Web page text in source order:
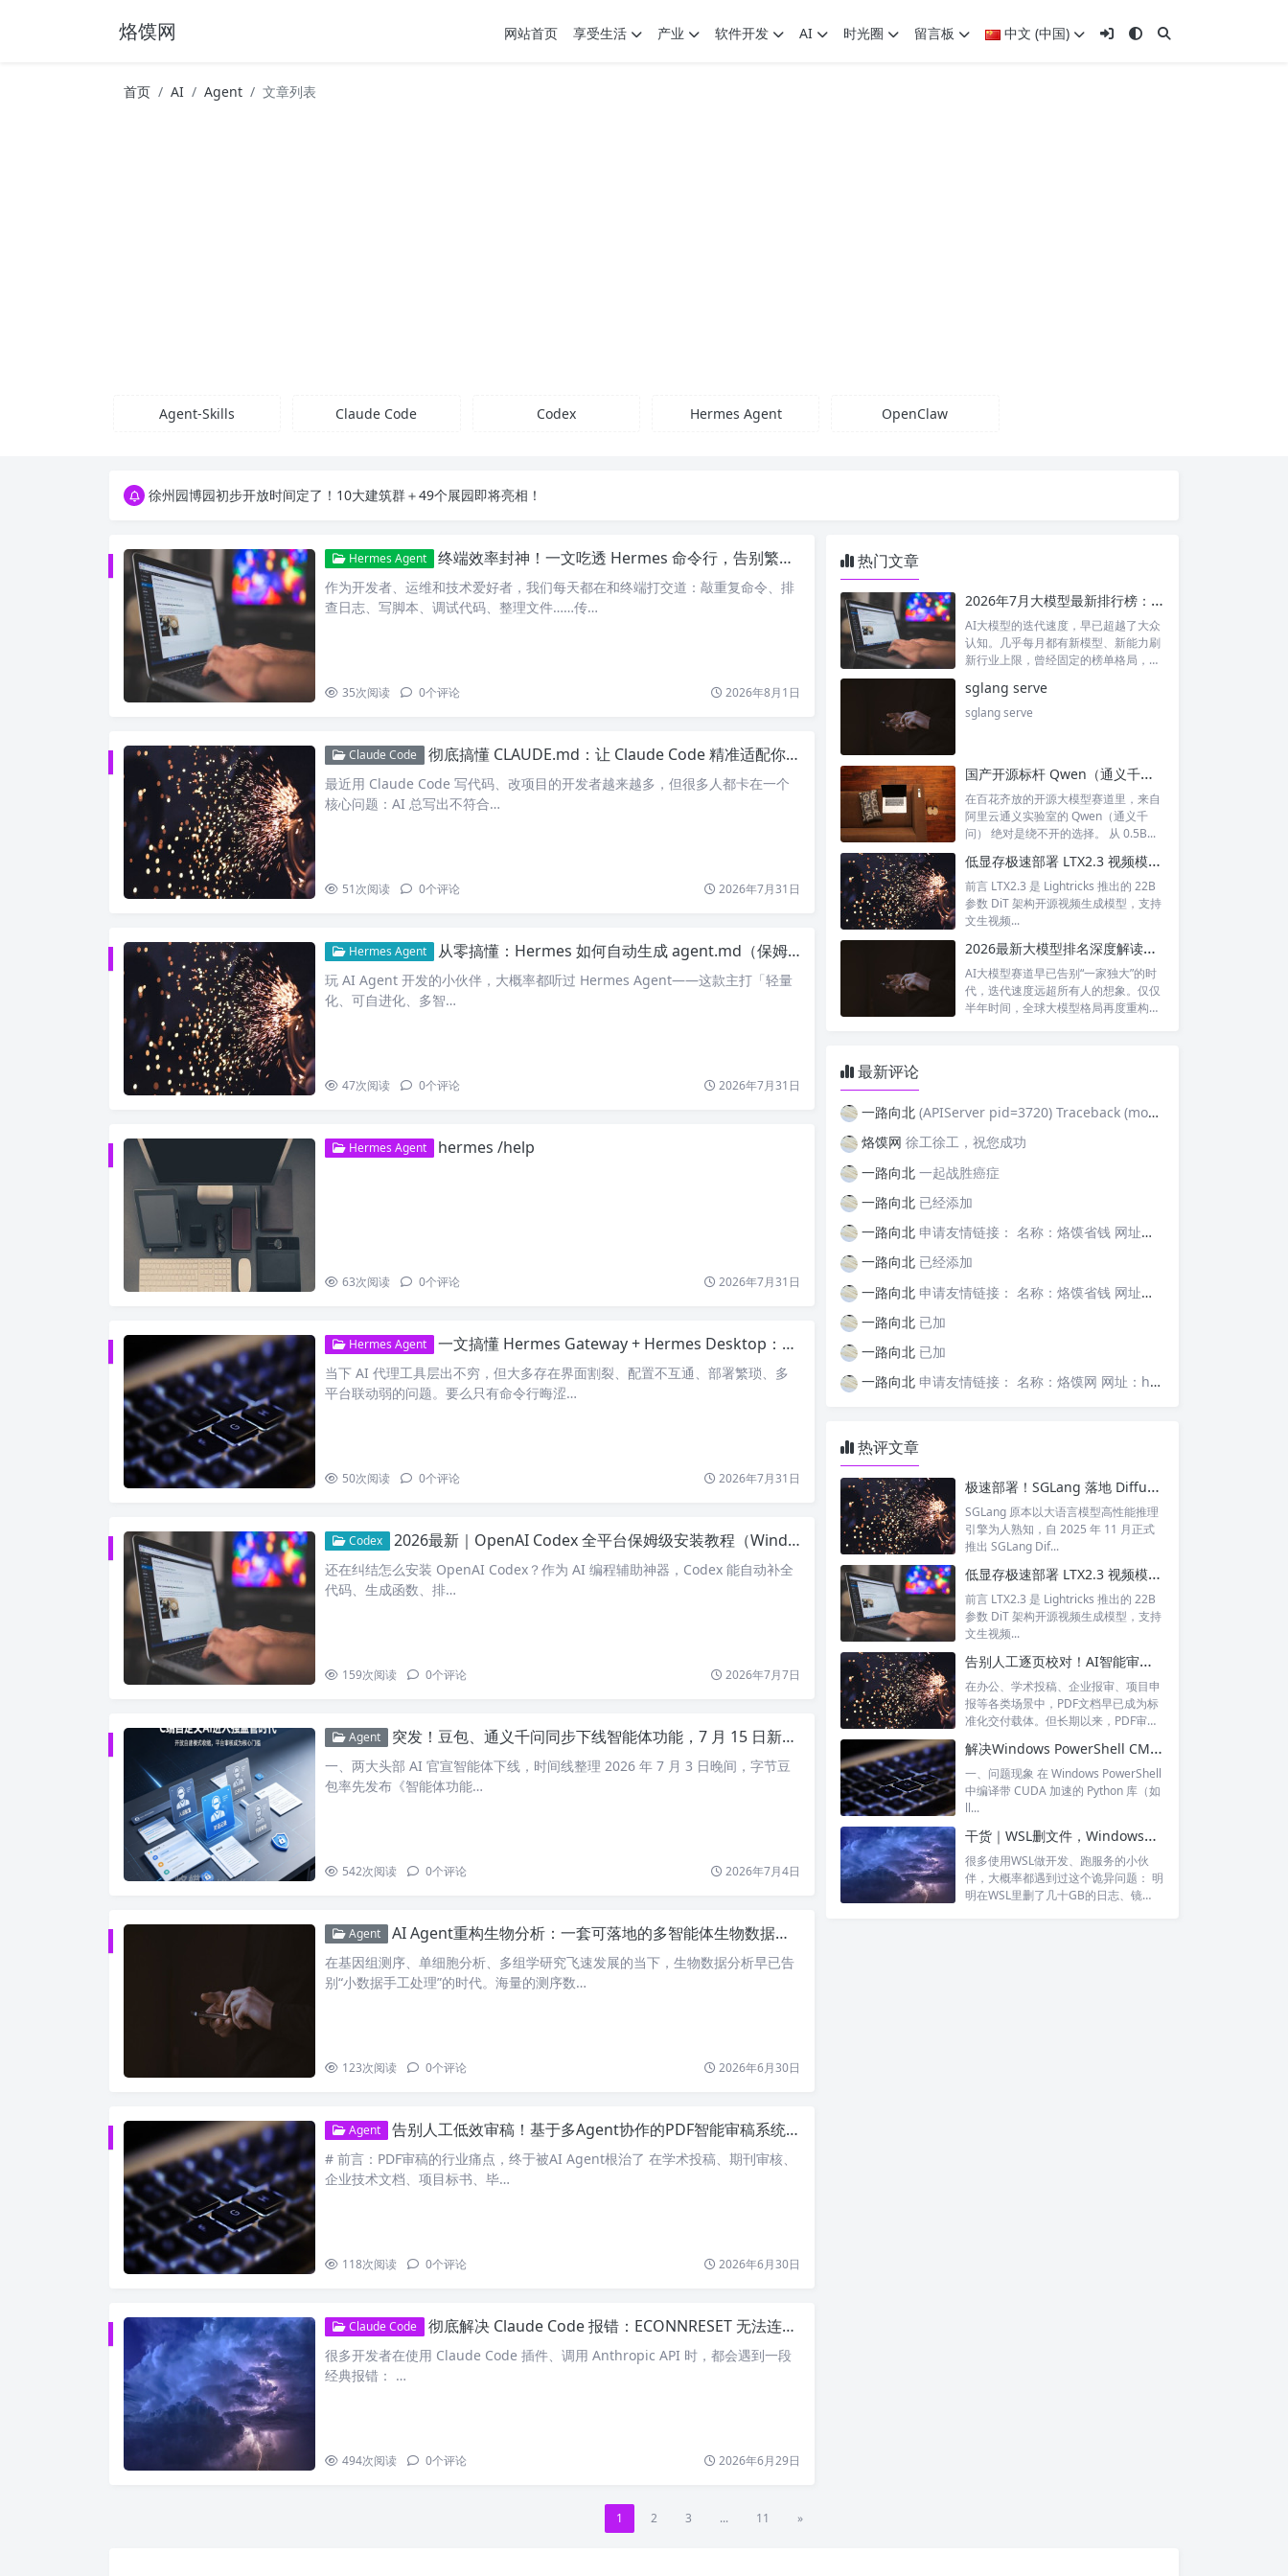
烙馍网 网站首页 享受生活 产业 软件开发 AI 时光圈 留言板 中文 (中国)
首页 AI Agent 文章列表
Agent-Skills Claude Code Codex Hermes Agent
OpenClaw
徐州园博园初步开放时间定了！10大建筑群＋49个展园即将亮相！
Hermes Agent 终端效率封神！一文吃透 Hermes 命令行，告别繁琐终端操作
作为开发者、运维和技术爱好者，我们每天都在和终端打交道：敲重复命令、排
查日志、写脚本、调试代码、整理文件……传…
35次阅读 0个评论 2026年8月1日
Claude Code 彻底搞懂 CLAUDE.md：让 Claude Code 精准适配你的项目的AI专属手册
最近用 Claude Code 写代码、改项目的开发者越来越多，但很多人都卡在一个
核心问题：AI 总写出不符合…
51次阅读 0个评论 2026年7月31日
Hermes Agent 从零搞懂：Hermes 如何自动生成 agent.md（保姆级实操教程）
玩 AI Agent 开发的小伙伴，大概率都听过 Hermes Agent——这款主打「轻量
化、可自进化、多智…
47次阅读 0个评论 2026年7月31日
Hermes Agent hermes /help
63次阅读 0个评论 2026年7月31日
Hermes Agent 一文搞懂 Hermes Gateway + Hermes Desktop：全能 AI 智能代理组合
当下 AI 代理工具层出不穷，但大多存在界面割裂、配置不互通、部署繁琐、多
平台联动弱的问题。要么只有命令行晦涩…
50次阅读 0个评论 2026年7月31日
Codex 2026最新｜OpenAI Codex 全平台保姆级安装教程（Windows/Mac/Linux）
还在纠结怎么安装 OpenAI Codex？作为 AI 编程辅助神器，Codex 能自动补全
代码、生成函数、排…
159次阅读 0个评论 2026年7月7日
Agent 突发！豆包、通义千问同步下线智能体功能，7 月 15 日新规落地成关键节点
一、两大头部 AI 官宣智能体下线，时间线整理 2026 年 7 月 3 日晚间，字节豆
包率先发布《智能体功能…
542次阅读 0个评论 2026年7月4日
Agent AI Agent重构生物分析：一套可落地的多智能体生物数据分析系统设计方案
在基因组测序、单细胞分析、多组学研究飞速发展的当下，生物数据分析早已告
别“小数据手工处理”的时代。海量的测序数…
123次阅读 0个评论 2026年6月30日
Agent 告别人工低效审稿！基于多Agent协作的PDF智能审稿系统设计与落地
# 前言：PDF审稿的行业痛点，终于被AI Agent根治了 在学术投稿、期刊审核、
企业技术文档、项目标书、毕…
118次阅读 0个评论 2026年6月30日
Claude Code 彻底解决 Claude Code 报错：ECONNRESET 无法连接 Anthropic 服务
很多开发者在使用 Claude Code 插件、调用 Anthropic API 时，都会遇到一段
经典报错： …
494次阅读 0个评论 2026年6月29日
1 2 3 ... 11 »
热门文章
2026年7月大模型最新排行榜：神仙打架！国产模型正式跻身全球第一梯队
AI大模型的迭代速度，早已超越了大众
认知。几乎每月都有新模型、新能力刷
新行业上限，曾经固定的榜单格局，如
sglang serve
sglang serve
国产开源标杆 Qwen（通义千问）深度解析：从小模型到旗舰全谱系大模型
在百花齐放的开源大模型赛道里，来自
阿里云通义实验室的 Qwen（通义千
问） 绝对是绕不开的选择。 从 0.5B...
低显存极速部署 LTX2.3 视频模型｜BBuf ltx23-modelopt-fp8-sglang-transformer 完整解析
前言 LTX2.3 是 Lightricks 推出的 22B
参数 DiT 架构开源视频生成模型，支持
文生视频...
2026最新大模型排名深度解读：国产模型强势突围，行业梯队彻底洗牌
AI大模型赛道早已告别“一家独大”的时
代，迭代速度远超所有人的想象。仅仅
半年时间，全球大模型格局再度重构：
最新评论
一路向北 (APIServer pid=3720) Traceback (most recent
烙馍网 徐工徐工，祝您成功
一路向北 一起战胜癌症
一路向北 已经添加
一路向北 申请友情链接： 名称：烙馍省钱 网址：https://tb-m.luomor.com/ 已添加文心AIGC
一路向北 已经添加
一路向北 申请友情链接： 名称：烙馍省钱 网址：https://tb-m.luomor.com/ 已添加烙馍网
一路向北 已加
一路向北 已加
一路向北 申请友情链接： 名称：烙馍网 网址：https://www.luomor.com/ 已添加文心AIGC
热评文章
极速部署！SGLang 落地 Diffusers 图像生成模型全教程
SGLang 原本以大语言模型高性能推理
引擎为人熟知，自 2025 年 11 月正式
推出 SGLang Dif...
低显存极速部署 LTX2.3 视频模型｜BBuf ltx23-modelopt-fp8-sglang-transformer 完整解析
前言 LTX2.3 是 Lightricks 推出的 22B
参数 DiT 架构开源视频生成模型，支持
文生视频...
告别人工逐页校对！AI智能审稿系统，一站式搞定PDF文档合规审核
在办公、学术投稿、企业报审、项目申
报等各类场景中，PDF文档早已成为标
准化交付载体。但长期以来，PDF审稿
解决Windows PowerShell CMAKE_ARGS 报错：无法识别 cmdlet、函数、脚本文件
一、问题现象 在 Windows PowerShell
中编译带 CUDA 加速的 Python 库（如
ll...
干货｜WSL删文件，Windows硬盘空间会立刻释放吗？终于搞懂了！
很多使用WSL做开发、跑服务的小伙
伴，大概率都遇到过这个诡异问题： 明
明在WSL里删了几十GB的日志、镜